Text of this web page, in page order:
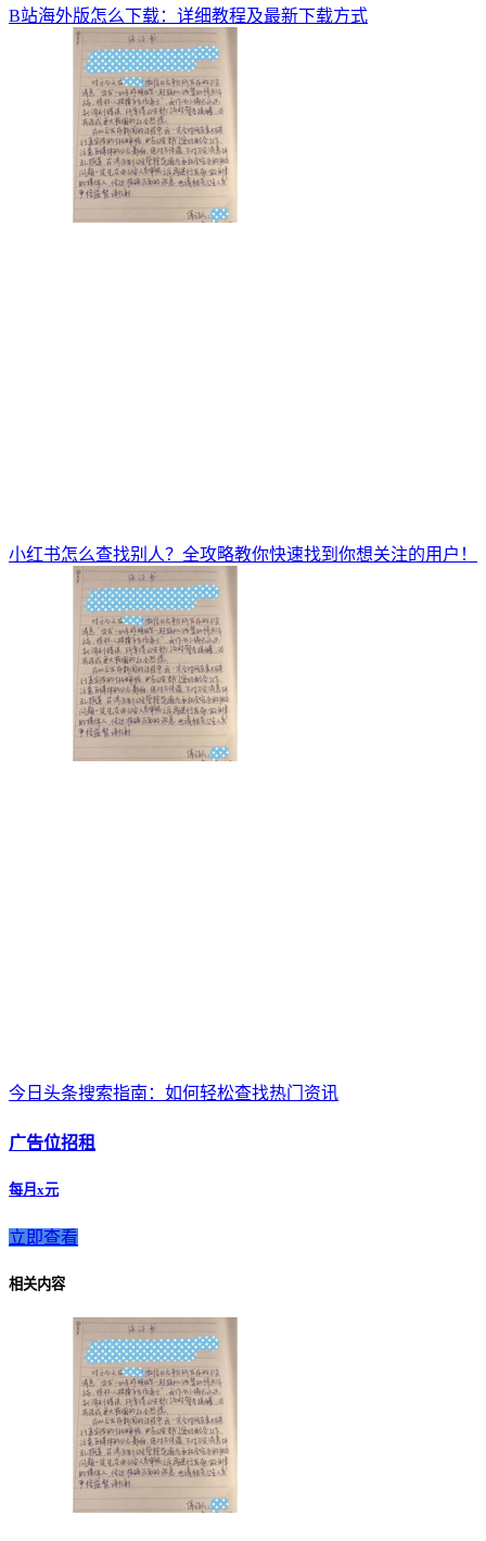
B站海外版怎么下载：详细教程及最新下载方式
小红书怎么查找别人？全攻略教你快速找到你想关注的用户！
今日头条搜索指南：如何轻松查找热门资讯
广告位招租
每月x元
立即查看
相关内容